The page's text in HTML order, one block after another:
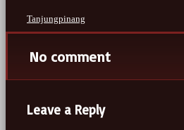
Tanjungpinang
No comment
Leave a Reply